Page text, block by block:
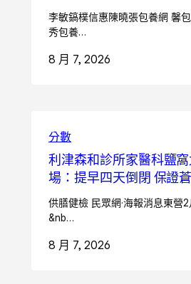
李敏鎬樸信惠陳曉張包養網 馨
秀包養…
8 月 7, 2026
分數
利津森和診所家醫科鹽
場：提早四天倒閉 保證
供膳健檢 民眾網·海報消息東營
&nb…
8 月 7, 2026